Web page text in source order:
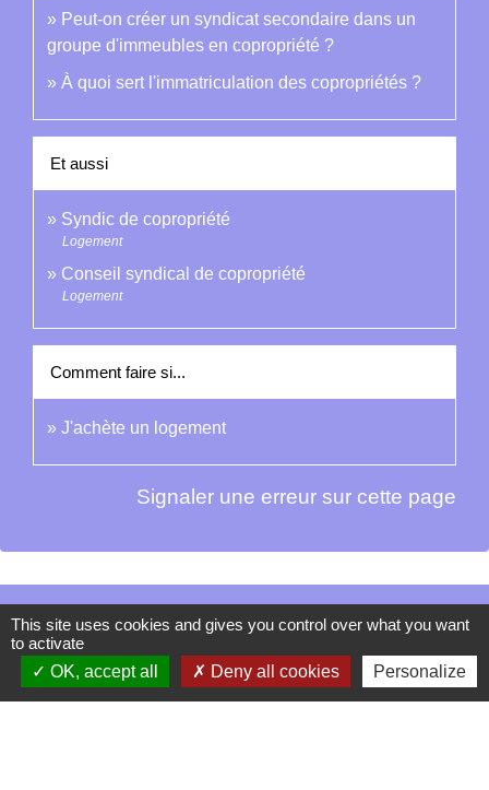
Peut-on créer un syndicat secondaire dans un
groupe d'immeubles en copropriété ?
À quoi sert l'immatriculation des copropriétés ?
Et aussi
Syndic de copropriété
Logement
Conseil syndical de copropriété
Logement
Comment faire si...
J'achète un logement
Signaler une erreur sur cette page
Contacts
La Garde-Adhémar
25, rue Pauline de Simiane
This site uses cookies and gives you control over what you want
to activate
OK, accept all
Deny all cookies Personalize